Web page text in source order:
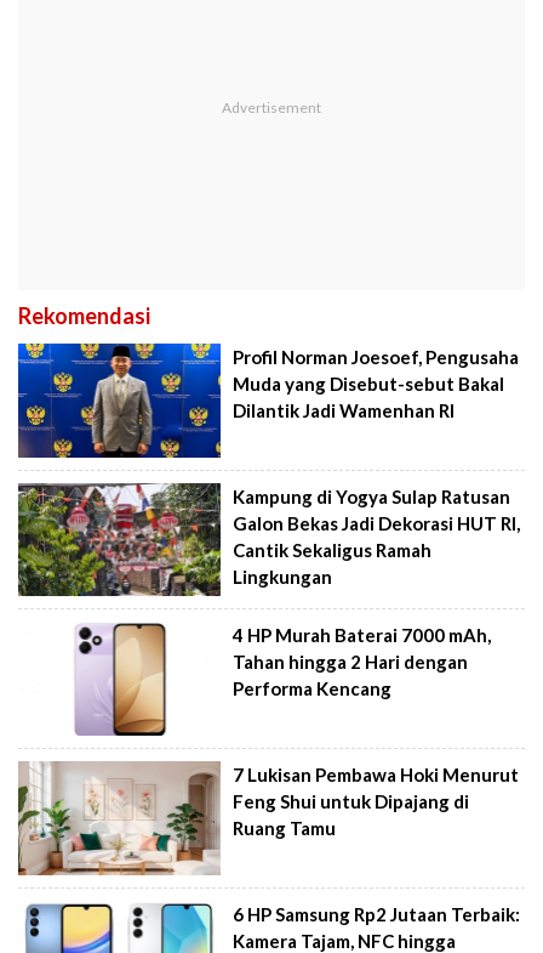
Rekomendasi
Profil Norman Joesoef, Pengusaha
Muda yang Disebut-sebut Bakal
Dilantik Jadi Wamenhan RI
Kampung di Yogya Sulap Ratusan
Galon Bekas Jadi Dekorasi HUT RI,
Cantik Sekaligus Ramah
Lingkungan
4 HP Murah Baterai 7000 mAh,
Tahan hingga 2 Hari dengan
Performa Kencang
7 Lukisan Pembawa Hoki Menurut
Feng Shui untuk Dipajang di
Ruang Tamu
6 HP Samsung Rp2 Jutaan Terbaik:
Kamera Tajam, NFC hingga